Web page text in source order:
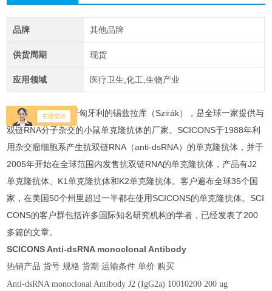
品牌 其他品牌
供货周期 现货
应用领域 医疗卫生,化工,生物产业
SCICONS总部位于匈牙利的锡兹拉库（Szirák），是全球一家提供与
双链RNA分子杂交的小鼠单克隆抗体的厂家。SCICONS于1988年利
用杂交瘤细胞系产生抗双链RNA（anti-dsRNA）的单克隆抗体，并于
2005年开始在全球范围内发售抗双链RNA的单克隆抗体，产品有J2
单克隆抗体、K1单克隆抗体和K2单克隆抗体。客户遍布全球35个国
家，在美国50个州里超过一半都在使用SCICONS的单克隆抗体。SCI
CONS的客户群包括许多国际知名研究机构的学者，已经发表了200
多篇的文章。
SCICONS Anti-dsRNA monoclonal Antibody
热销产品 货号 规格 货期 运输条件 单价 购买
Anti-dsRNA monoclonal Antibody J2 (IgG2a) 10010200 200 ug